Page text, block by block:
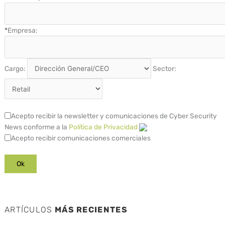
*Empresa:
Cargo: Sector:
Acepto recibir la newsletter y comunicaciones de Cyber Security
News conforme a la Política de Privacidad
Acepto recibir comunicaciones comerciales
ARTÍCULOS MÁS RECIENTES